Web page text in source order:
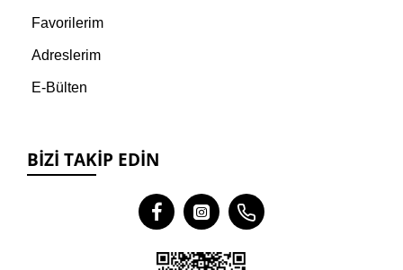
Favorilerim
Adreslerim
E-Bülten
BIZI TAKIP EDIN